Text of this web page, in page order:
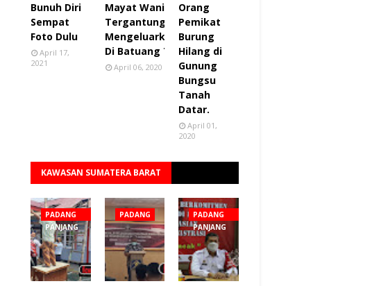
Bunuh Diri
Sempat
Foto Dulu
April 17,
2021
Mayat Wanita
Tergantung sudah
Mengeluarkan Bau
Di Batuang Taba.
April 06, 2020
Orang
Pemikat
Burung
Hilang di
Gunung
Bungsu
Tanah
Datar.
April 01,
2020
KAWASAN SUMATERA BARAT
Lihat semua
PADANG
PANJANG
PADANG
PADANG
PANJANG